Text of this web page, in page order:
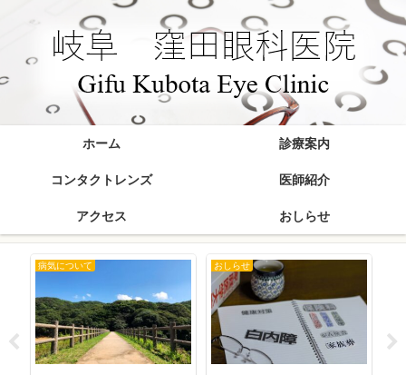
ホーム 診療案内
コンタクトレンズ 医師紹介
アクセス おしらせ
病気について おしらせ